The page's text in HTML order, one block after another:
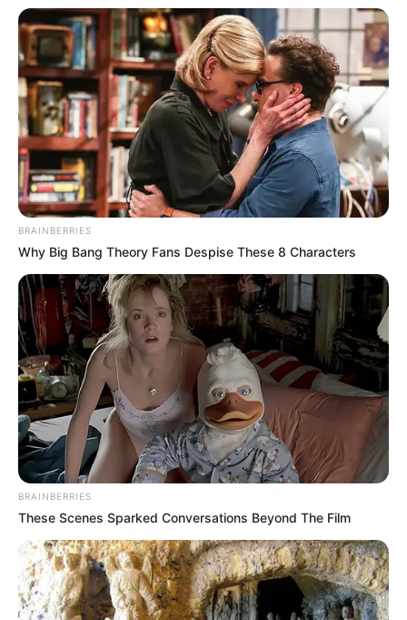
BRAINBERRIES
Why Big Bang Theory Fans Despise These 8 Characters
BRAINBERRIES
These Scenes Sparked Conversations Beyond The Film